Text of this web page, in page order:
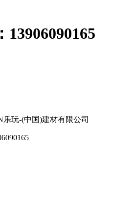
13906090165
玩-(中国)建材有限公司